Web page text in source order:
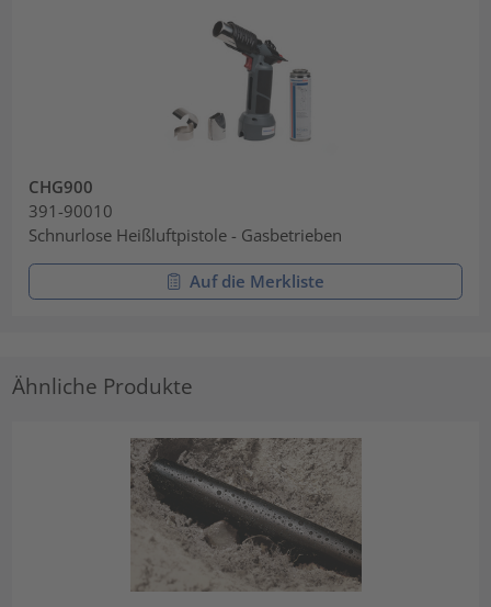
CHG900
391-90010
Schnurlose Heißluftpistole - Gasbetrieben
Auf die Merkliste
Ähnliche Produkte